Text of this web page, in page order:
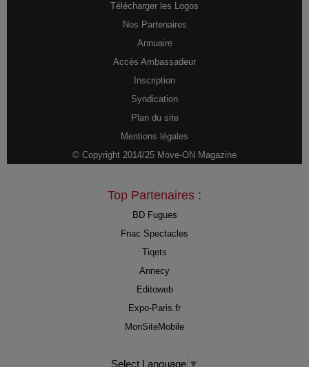
Télécharger les Logos
Nos Partenaires
Annuaire
Accès Ambassadeur
Inscription
Syndication
Plan du site
Mentions légales
© Copyright 2014/25 Move-ON Magazine
Top Partenaires :
BD Fugues
Fnac Spectacles
Tiqets
Annecy
Editoweb
Expo-Paris.fr
MonSiteMobile
Select Language ▼